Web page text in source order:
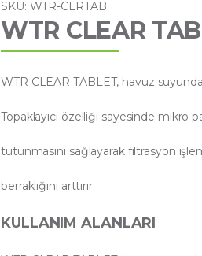
SKU: WTR-CLRTAB
WTR CLEAR TAB
WTR CLEAR TABLET, havuz
Topaklayıcı özelliği sayesinde mikro
tutunmasını sağlayarak filtrasyon
berraklığını arttırır.
KULLANIM ALANLARI